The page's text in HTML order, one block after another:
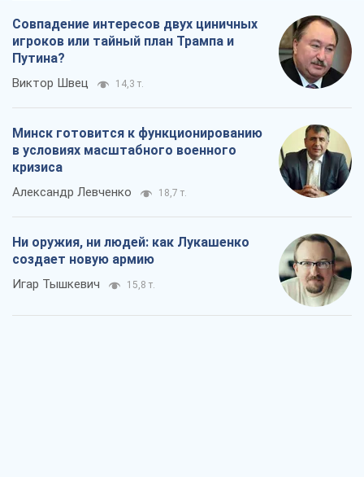
Совпадение интересов двух циничных
игроков или тайный план Трампа и
Путина?
Виктор Швец 14,3 т.
Минск готовится к функционированию
в условиях масштабного военного
кризиса
Александр Левченко 18,7 т.
Ни оружия, ни людей: как Лукашенко
создает новую армию
Игар Тышкевич 15,8 т.